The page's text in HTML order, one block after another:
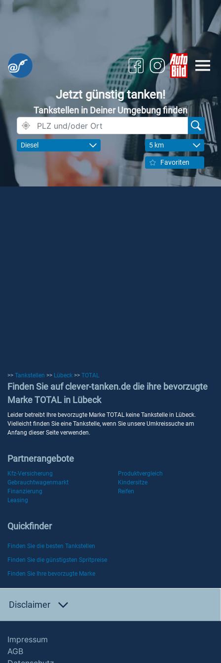
Jetzt günstig tanken!
Tankstellen in Deiner Umgebung finden
Diesel 5 km
Favoriten
>> Tankstellen >> Lübeck >> TOTAL
Finden Sie auf clever-tanken.de die ihre bevorzugte
Marke TOTAL in Lübeck
Leider betreibt Ihre bevorzugte Marke TOTAL keine Tankstelle in Lübeck.
Vielleicht finden Sie eine Tankstelle, wenn Sie unsere Umkreissuche am
Anfang dieser Seite verwenden.
Partnerangebote
Kfz-Versicherung
Produktvergleich
Gebrauchtwagenmarkt
Kindersitze
Finanzierung
Reifen
Leasing
Quickfinder
Finden Sie die besten Tankstellen
Finden Sie die günstigsten Spritpreise
Finden Sie Ihre bevorzugte Marke
Disclaimer
Impressum
AGB